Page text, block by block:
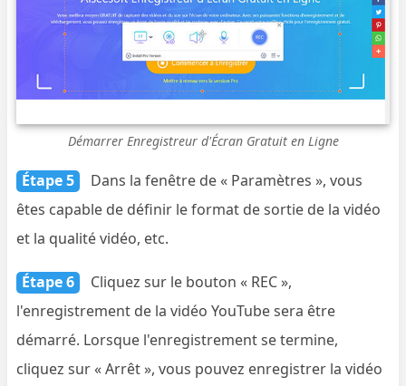
Démarrer Enregistreur d'Écran Gratuit en Ligne
Étape 5
Dans la fenêtre de « Paramètres », vous
êtes capable de définir le format de sortie de la vidéo
et la qualité vidéo, etc.
Étape 6
Cliquez sur le bouton « REC »,
l'enregistrement de la vidéo YouTube sera être
démarré. Lorsque l'enregistrement se termine,
cliquez sur « Arrêt », vous pouvez enregistrer la vidéo